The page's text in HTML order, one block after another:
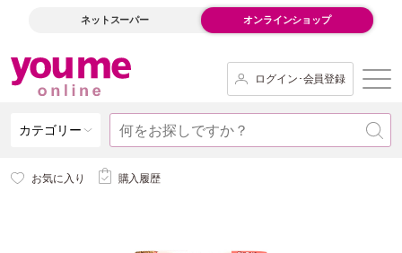
ネットスーパー オンラインショップ
ログイン･会員登録
カテゴリー
お気に入り 購入履歴